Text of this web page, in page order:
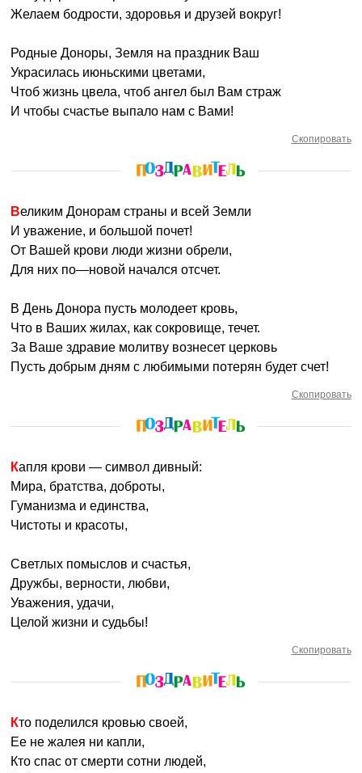
Желаем бодрости, здоровья и друзей вокруг!
Родные Доноры, Земля на праздник Ваш
Украсилась июньскими цветами,
Чтоб жизнь цвела, чтоб ангел был Вам страж
И чтобы счастье выпало нам с Вами!
Скопировать
Великим Донорам страны и всей Земли
И уважение, и большой почет!
От Вашей крови люди жизни обрели,
Для них по—новой начался отсчет.
В День Донора пусть молодеет кровь,
Что в Ваших жилах, как сокровище, течет.
За Ваше здравие молитву вознесет церковь
Пусть добрым дням с любимыми потерян будет счет!
Скопировать
Капля крови — символ дивный:
Мира, братства, доброты,
Гуманизма и единства,
Чистоты и красоты,
Светлых помыслов и счастья,
Дружбы, верности, любви,
Уважения, удачи,
Целой жизни и судьбы!
Скопировать
Кто поделился кровью своей,
Ее не жалея ни капли,
Кто спас от смерти сотни людей,